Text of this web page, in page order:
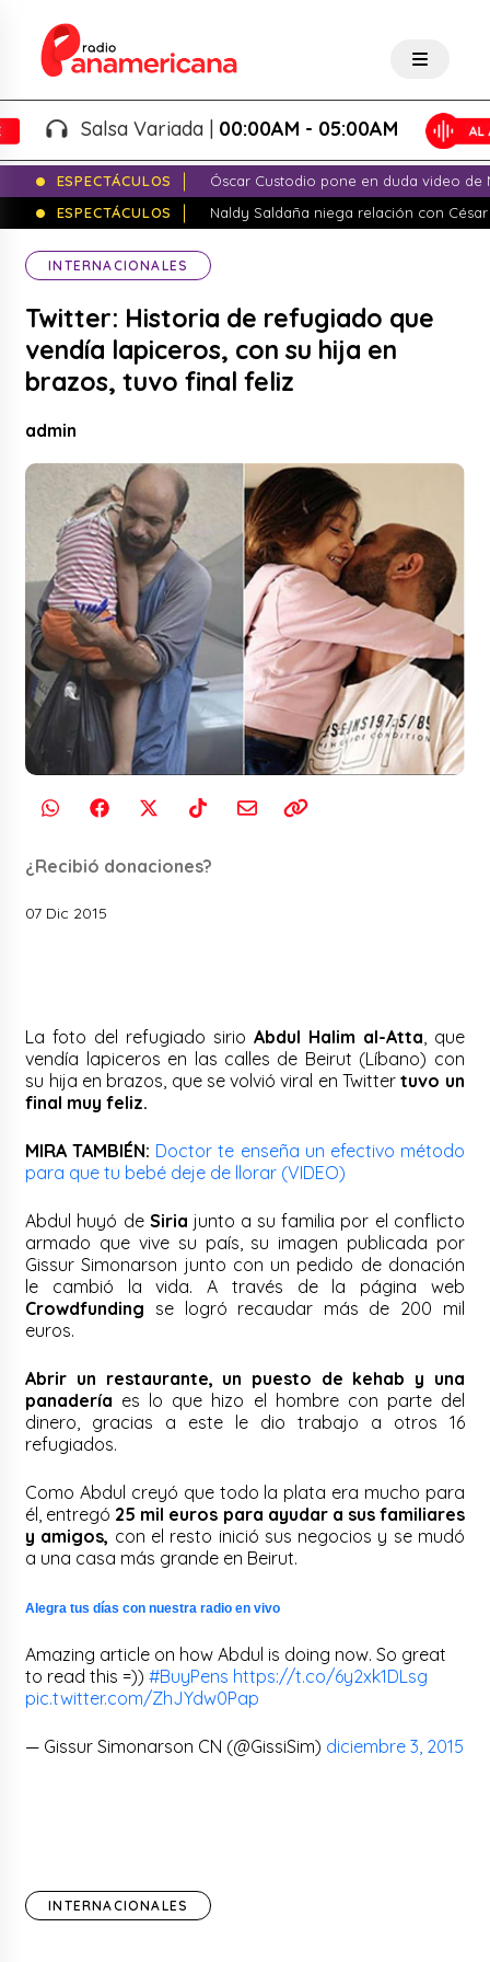
Salsa Variada |00:00AM - 05:00AM
ESPECTÁCULOS
Óscar Custodio pone en duda video de
ESPECTÁCULOS
Naldy Saldaña niega relación con
INTERNACIONALES
Twitter: Historia de refugiado que
vendía lapiceros, con su hija en
brazos, tuvo final feliz
admin
¿Recibió donaciones?
07 Dic 2015
La foto del refugiado sirio Abdul Halim al-Atta , que
vendía lapiceros en las calles de Beirut (Líbano) con
su hija en brazos, que se volvió viral en Twittertuvo un
final muy feliz.
MIRA TAMBIÉN: Doctor te enseña un efectivo método
para que tu bebé deje de llorar (VIDEO)
Abdul huyó de Siria junto a su familia por el conflicto
armado que vive su país, su imagen publicada por
Gissur Simonarson junto con un pedido de donación
le cambió la vida. A través de la página web
Crowdfunding se logró recaudar más de 200 mil
euros.
Abrir un restaurante, un puesto de kehab y una
panadería es lo que hizo el hombre con parte del
dinero, gracias a este le dio trabajo a otros 16
refugiados.
Como Abdul creyó que todo la plata era mucho para
él, entregó 25 mil euros para ayudar a sus familiares
y amigos, con el resto inició sus negocios y se mudó
a una casa más grande en Beirut.
Alegra tus días con nuestra radio en vivo
Amazing article on how Abdul is doing now. So great
to read this =))#BuyPens https://t.co/6y2xk1DLsg
pic.twitter.com/ZhJYdw0Pap
— Gissur Simonarson CN (@GissiSim) diciembre 3, 2015
INTERNACIONALES